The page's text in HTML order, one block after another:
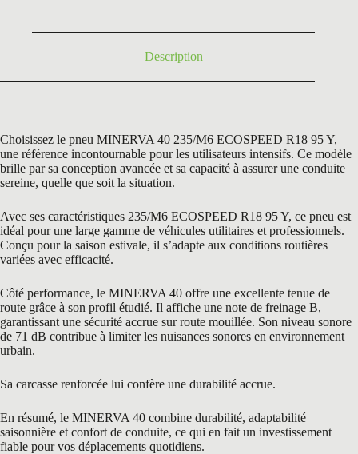
Description
Choisissez le pneu MINERVA 40 235/M6 ECOSPEED R18 95 Y,
une référence incontournable pour les utilisateurs intensifs. Ce modèle
brille par sa conception avancée et sa capacité à assurer une conduite
sereine, quelle que soit la situation.
Avec ses caractéristiques 235/M6 ECOSPEED R18 95 Y, ce pneu est
idéal pour une large gamme de véhicules utilitaires et professionnels.
Conçu pour la saison estivale, il s’adapte aux conditions routières
variées avec efficacité.
Côté performance, le MINERVA 40 offre une excellente tenue de
route grâce à son profil étudié. Il affiche une note de freinage B,
garantissant une sécurité accrue sur route mouillée. Son niveau sonore
de 71 dB contribue à limiter les nuisances sonores en environnement
urbain.
Sa carcasse renforcée lui confère une durabilité accrue.
En résumé, le MINERVA 40 combine durabilité, adaptabilité
saisonnière et confort de conduite, ce qui en fait un investissement
fiable pour vos déplacements quotidiens.